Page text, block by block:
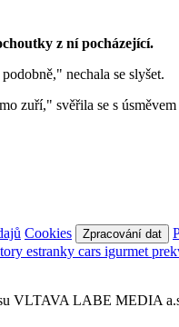
z ní pocházející.
nechala se slyšet.
zuří," svěřila se s
Cookies Zpracování dat
estranky cars igurmet
VLTAVA LABE MEDIA